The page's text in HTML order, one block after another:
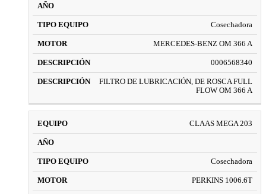
Cosechadora
MERCEDES-BENZ OM 366 A
0006568340
FILTRO DE LUBRICACIÓN, DE ROSCA FULL
FLOW OM 366 A
CLAAS MEGA 203
Cosechadora
PERKINS 1006.6T